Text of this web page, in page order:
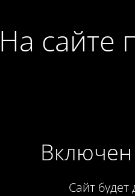
На сайте
Включен
Сайт